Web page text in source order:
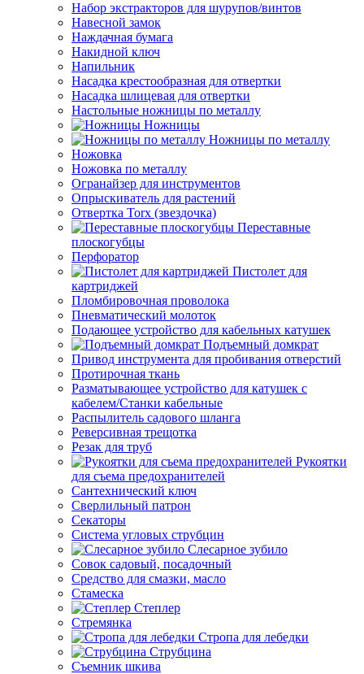
Набор экстракторов для шурупов/винтов
Навесной замок
Наждачная бумага
Накидной ключ
Напильник
Насадка крестообразная для отвертки
Насадка шлицевая для отвертки
Настольные ножницы по металлу
Ножницы
Ножницы по металлу
Ножовка
Ножовка по металлу
Огранайзер для инструментов
Опрыскиватель для растений
Отвертка Torx (звездочка)
Переставные
плоскогубцы
Перфоратор
Пистолет для
картриджей
Пломбировочная проволока
Пневматический молоток
Подающее устройство для кабельных катушек
Подъемный домкрат
Привод инструмента для пробивания отверстий
Протирочная ткань
Разматывающее устройство для катушек с
кабелем/Станки кабельные
Распылитель садового шланга
Реверсивная трещотка
Резак для труб
Рукоятки
для съема предохранителей
Сантехнический ключ
Сверлильный патрон
Секаторы
Система угловых струбцин
Слесарное зубило
Совок садовый, посадочный
Средство для смазки, масло
Стамеска
Степлер
Стремянка
Стропа для лебедки
Струбцина
Съемник шкива